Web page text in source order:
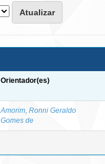
Orientador(es)
Amorim, Ronni Geraldo
Gomes de